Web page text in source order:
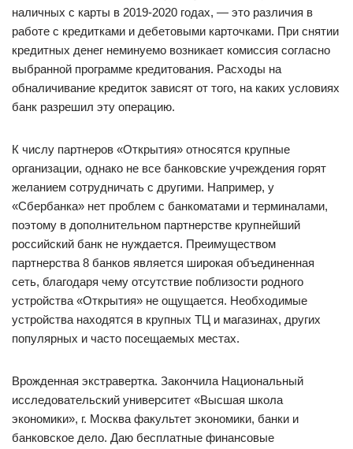
наличных с карты в 2019-2020 годах, — это различия в
работе с кредитками и дебетовыми карточками. При снятии
кредитных денег неминуемо возникает комиссия согласно
выбранной программе кредитования. Расходы на
обналичивание кредиток зависят от того, на каких условиях
банк разрешил эту операцию.
К числу партнеров «Открытия» относятся крупные
организации, однако не все банковские учреждения горят
желанием сотрудничать с другими. Например, у
«Сбербанка» нет проблем с банкоматами и терминалами,
поэтому в дополнительном партнерстве крупнейший
российский банк не нуждается. Преимуществом
партнерства 8 банков является широкая объединенная
сеть, благодаря чему отсутствие поблизости родного
устройства «Открытия» не ощущается. Необходимые
устройства находятся в крупных ТЦ и магазинах, других
популярных и часто посещаемых местах.
Врожденная экстравертка. Закончила Национальный
исследовательский университет «Высшая школа
экономики», г. Москва факультет экономики, банки и
банковское дело. Даю бесплатные финансовые